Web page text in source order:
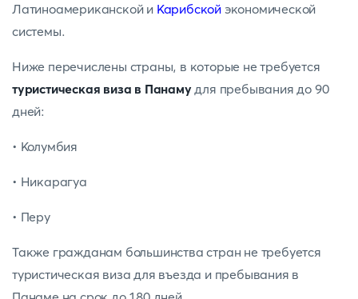
Латиноамериканской и Карибской экономической
системы.
Ниже перечислены страны, в которые не требуется
туристическая виза в Панамудля пребывания до 90
дней:
• Колумбия
• Никарагуа
• Перу
Также гражданам большинства стран не требуется
туристическая виза для въезда и пребывания в